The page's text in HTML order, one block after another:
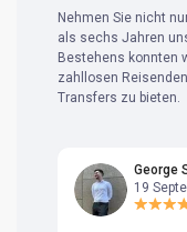
Nehmen Sie nicht
als sechs Jahren
Bestehens konnten
zahllosen
Transfers zu bieten.
George
19